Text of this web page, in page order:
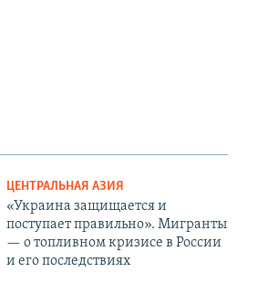
ЦЕНТРАЛЬНАЯ АЗИЯ
«Украина защищается и
поступает правильно». Мигранты
— о топливном кризисе в России
и его последствиях